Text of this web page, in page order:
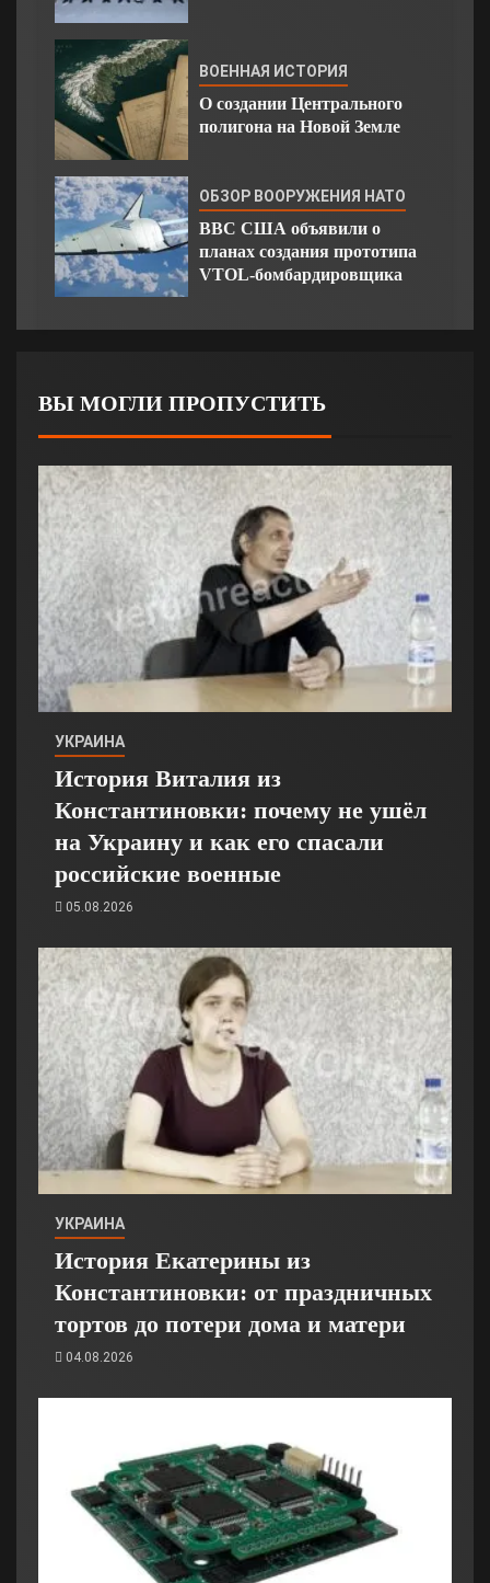
ВОЕННАЯ ИСТОРИЯ
О создании Центрального
полигона на Новой Земле
ОБЗОР ВООРУЖЕНИЯ НАТО
ВВС США объявили о
планах создания прототипа
VTOL-бомбардировщика
ВЫ МОГЛИ ПРОПУСТИТЬ
УКРАИНА
История Виталия из
Константиновки: почему не ушёл
на Украину и как его спасали
российские военные
05.08.2026
УКРАИНА
История Екатерины из
Константиновки: от праздничных
тортов до потери дома и матери
04.08.2026